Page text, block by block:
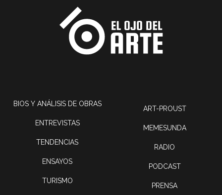
BIOS Y ANÁLISIS DE OBRAS
ENTREVISTAS
TENDENCIAS
ENSAYOS
TURISMO
ART-PROUST
MEMESUNDA
RADIO
PODCAST
PRENSA